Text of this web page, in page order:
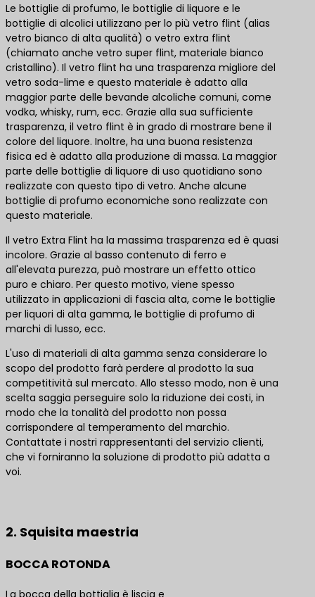
Le bottiglie di profumo, le bottiglie di liquore e le
bottiglie di alcolici utilizzano per lo più vetro flint (alias
vetro bianco di alta qualità) o vetro extra flint
(chiamato anche vetro super flint, materiale bianco
cristallino). Il vetro flint ha una trasparenza migliore del
vetro soda-lime e questo materiale è adatto alla
maggior parte delle bevande alcoliche comuni, come
vodka, whisky, rum, ecc. Grazie alla sua sufficiente
trasparenza, il vetro flint è in grado di mostrare bene il
colore del liquore. Inoltre, ha una buona resistenza
fisica ed è adatto alla produzione di massa. La maggior
parte delle bottiglie di liquore di uso quotidiano sono
realizzate con questo tipo di vetro. Anche alcune
bottiglie di profumo economiche sono realizzate con
questo materiale.
Il vetro Extra Flint ha la massima trasparenza ed è quasi
incolore. Grazie al basso contenuto di ferro e
all'elevata purezza, può mostrare un effetto ottico
puro e chiaro. Per questo motivo, viene spesso
utilizzato in applicazioni di fascia alta, come le bottiglie
per liquori di alta gamma, le bottiglie di profumo di
marchi di lusso, ecc.
L'uso di materiali di alta gamma senza considerare lo
scopo del prodotto farà perdere al prodotto la sua
competitività sul mercato. Allo stesso modo, non è una
scelta saggia perseguire solo la riduzione dei costi, in
modo che la tonalità del prodotto non possa
corrispondere al temperamento del marchio.
Contattate i nostri rappresentanti del servizio clienti,
che vi forniranno la soluzione di prodotto più adatta a
voi.
2. Squisita maestria
BOCCA ROTONDA
La bocca della bottiglia è liscia e